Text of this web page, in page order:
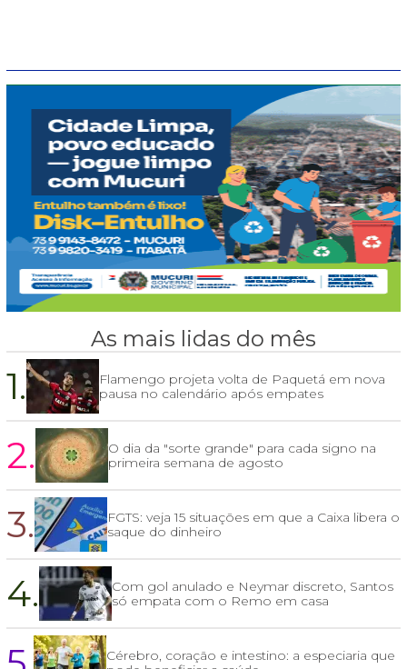
As mais lidas do mês
1.
Flamengo projeta volta de Paquetá em nova
pausa no calendário após empates
2.
O dia da "sorte grande" para cada signo na
primeira semana de agosto
3.
FGTS: veja 15 situações em que a Caixa libera o
saque do dinheiro
4.
Com gol anulado e Neymar discreto, Santos
só empata com o Remo em casa
Cérebro, coração e intestino: a especiaria que